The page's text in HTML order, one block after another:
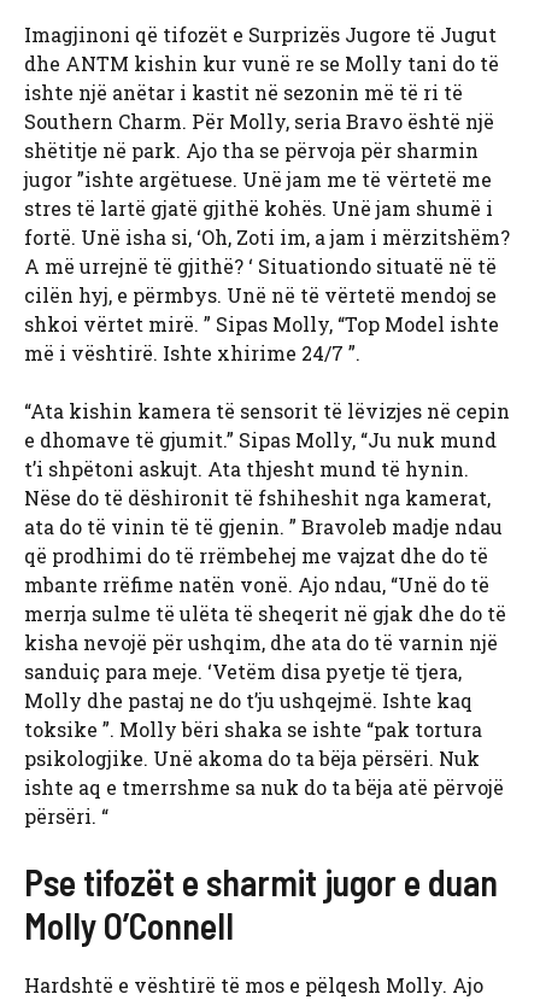
Imagjinoni që tifozët e Surprizës Jugore të Jugut
dhe ANTM kishin kur vunë re se Molly tani do të
ishte një anëtar i kastit në sezonin më të ri të
Southern Charm. Për Molly, seria Bravo është një
shëtitje në park. Ajo tha se përvoja për sharmin
jugor ”ishte argëtuese. Unë jam me të vërtetë me
stres të lartë gjatë gjithë kohës. Unë jam shumë i
fortë. Unë isha si, ‘Oh, Zoti im, a jam i mërzitshëm?
A më urrejnë të gjithë? ‘ Situationdo situatë në të
cilën hyj, e përmbys. Unë në të vërtetë mendoj se
shkoi vërtet mirë. ” Sipas Molly, “Top Model ishte
më i vështirë. Ishte xhirime 24/7 ”.
“Ata kishin kamera të sensorit të lëvizjes në cepin
e dhomave të gjumit.” Sipas Molly, “Ju nuk mund
t’i shpëtoni askujt. Ata thjesht mund të hynin.
Nëse do të dëshironit të fshiheshit nga kamerat,
ata do të vinin të të gjenin. ” Bravoleb madje ndau
që prodhimi do të rrëmbehej me vajzat dhe do të
mbante rrëfime natën vonë. Ajo ndau, “Unë do të
merrja sulme të ulëta të sheqerit në gjak dhe do të
kisha nevojë për ushqim, dhe ata do të varnin një
sanduiç para meje. ‘Vetëm disa pyetje të tjera,
Molly dhe pastaj ne do t’ju ushqejmë. Ishte kaq
toksike ”. Molly bëri shaka se ishte “pak tortura
psikologjike. Unë akoma do ta bëja përsëri. Nuk
ishte aq e tmerrshme sa nuk do ta bëja atë përvojë
përsëri. “
Pse tifozët e sharmit jugor e duan
Molly O’Connell
Hardshtë e vështirë të mos e pëlqesh Molly. Ajo